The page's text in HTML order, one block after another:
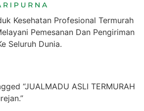
Kesehatan Profesional Termurah
Pemesanan Dan Pengiriman
Seluruh Dunia.
“JUALMADU ASLI TERMURAH